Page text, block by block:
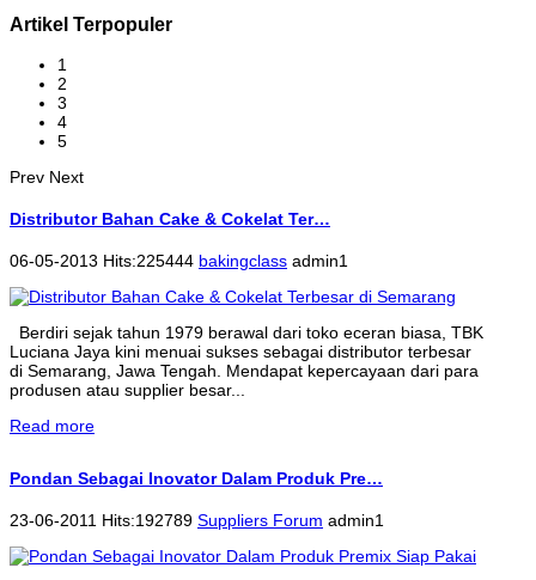
Artikel Terpopuler
1
2
3
4
5
Prev Next
Distributor Bahan Cake & Cokelat Ter…
06-05-2013 Hits:225444 bakingclass admin1
Berdiri sejak tahun 1979 berawal dari toko eceran biasa, TBK
Luciana Jaya kini menuai sukses sebagai distributor terbesar
di Semarang, Jawa Tengah. Mendapat kepercayaan dari para
produsen atau supplier besar...
Read more
Pondan Sebagai Inovator Dalam Produk Pre…
23-06-2011 Hits:192789 Suppliers Forum admin1